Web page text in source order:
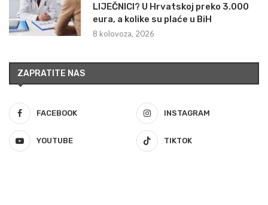
LIJEČNICI? U Hrvatskoj preko 3.000
eura, a kolike su plaće u BiH
8 kolovoza, 2026
ZAPRATITE NAS
FACEBOOK INSTAGRAM
YOUTUBE TIKTOK